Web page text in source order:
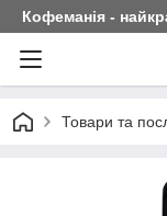
Кофеманія -
Товари та